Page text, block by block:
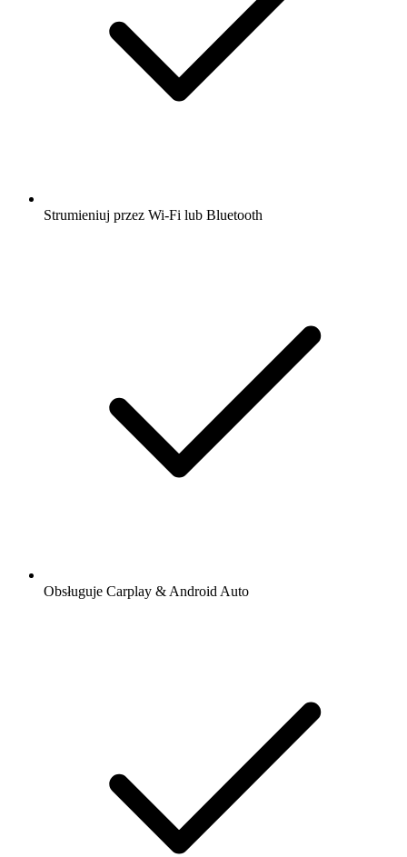
Strumieniuj przez Wi-Fi lub Bluetooth
Obsługuje Carplay & Android Auto